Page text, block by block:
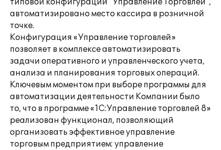
типовой конфигурации "Управление Торговлей",
автоматизировано место кассира в розничной
точке.
Конфигурация «Управление торговлей»
позволяет в комплексе автоматизировать
задачи оперативного и управленческого учета,
анализа и планирования торговых операций.
Ключевым моментом при выборе программы для
автоматизации деятельности Компании было
то, что в программе «1С:Управление торговлей 8»
реализован функционал, позволяющий
организовать эффективное управление
торговым предприятием: управление